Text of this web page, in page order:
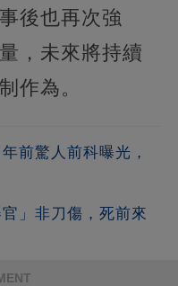
後也再次強
，未來將持續
作為。
前驚人前科曝光，
」非刀傷，死前來